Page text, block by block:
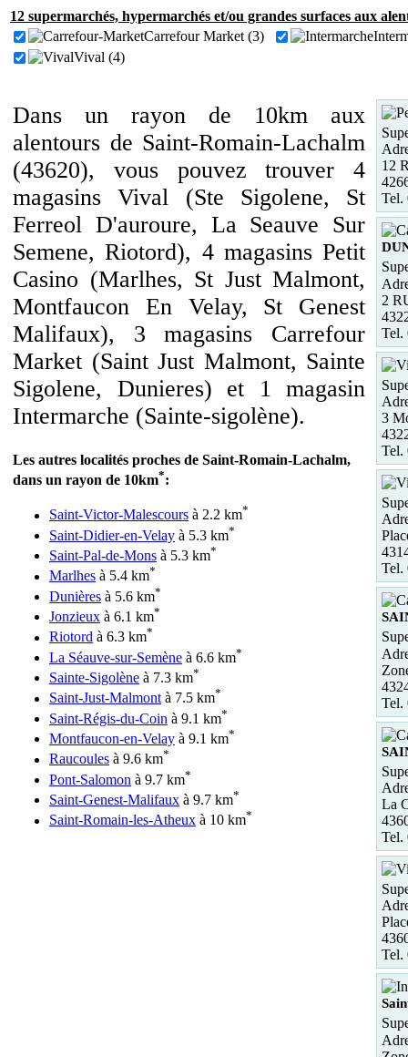
12 supermarchés, hypermarchés et/ou grandes surfaces aux
Carrefour Market (3)
Vival (4)
Dans un rayon de 10km aux
alentours de Saint-Romain-Lachalm
(43620), vous pouvez trouver 4
magasins Vival (Ste Sigolene, St
Ferreol D'auroure, La Seauve Sur
Semene, Riotord), 4 magasins Petit
Casino (Marlhes, St Just Malmont,
Montfaucon En Velay, St Genest
Malifaux), 3 magasins Carrefour
Market (Saint Just Malmont, Sainte
Sigolene, Dunieres) et 1 magasin
Intermarche (Sainte-sigolène).
Les autres localités proches de Saint-Romain-Lachalm,
dans un rayon de 10km*:
Saint-Victor-Malescours à 2.2 km*
Saint-Didier-en-Velay à 5.3 km*
Saint-Pal-de-Mons à 5.3 km*
Marlhes à 5.4 km*
Dunières à 5.6 km*
Jonzieux à 6.1 km*
Riotord à 6.3 km*
La Séauve-sur-Semène à 6.6 km*
Sainte-Sigolène à 7.3 km*
Saint-Just-Malmontà 7.5 km*
Saint-Régis-du-Coin à 9.1 km*
Montfaucon-en-Velay à 9.1 km*
Raucoules à 9.6 km*
Pont-Salomon à 9.7 km*
Saint-Genest-Malifaux à 9.7 km*
Saint-Romain-les-Atheux à 10 km*
12
Tel.
2
Tel.
3
Tel.
Tel.
Tel.
La
Tel.
Tel.